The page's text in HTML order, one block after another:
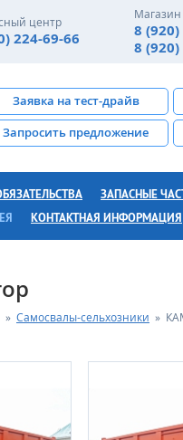
центр
224-69-66
Магазин
8
8
Заявка на тест-драйв
Запросить предложение
ЗАПАСНЫЕ
КОНТАКТНАЯ ИНФОРМАЦИЯ
» Самосвалы-сельхозники »